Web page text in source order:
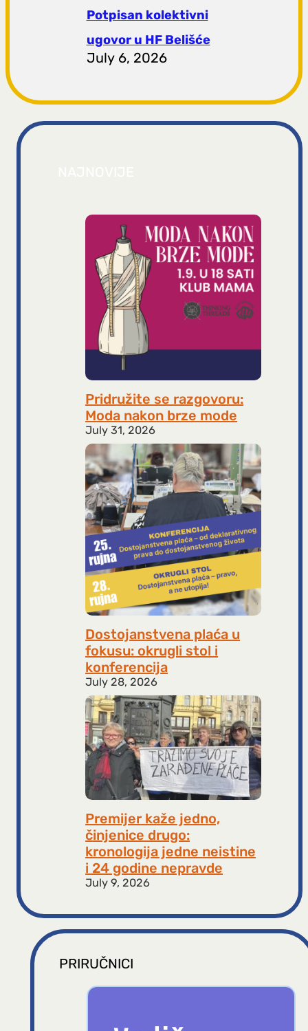
Potpisan kolektivni
ugovor u HF Belišće
July 6, 2026
Pridružite se razgovoru:
Moda nakon brze mode
July 31, 2026
Dostojanstvena plaća u
fokusu: okrugli stol i
konferencija
July 28, 2026
Premijer kaže jedno,
činjenice drugo:
kronologija jedne neistine
i 24 godine nepravde
July 9, 2026
PRIRUČNICI